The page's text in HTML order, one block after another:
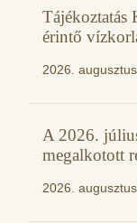
Tájékoztatás
érintő
2026. augusztus
A 2026.
megalkotott
2026. augusztus